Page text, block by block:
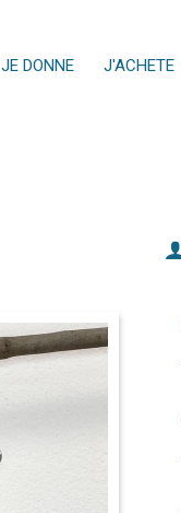
JE DONNE J'ACHETE